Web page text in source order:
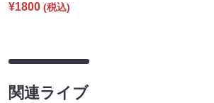
¥1800 (税込)
関連ライブ